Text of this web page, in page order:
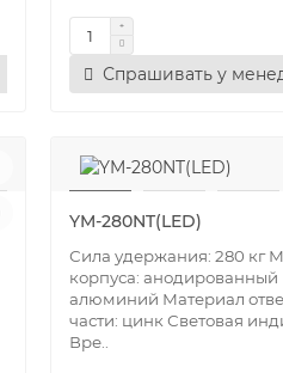
Спрашивать у
YM-280NT(LED)
Сила удержания: 280 кг
корпуса: анодированный
алюминий Материал
части: цинк Световая
Вре..